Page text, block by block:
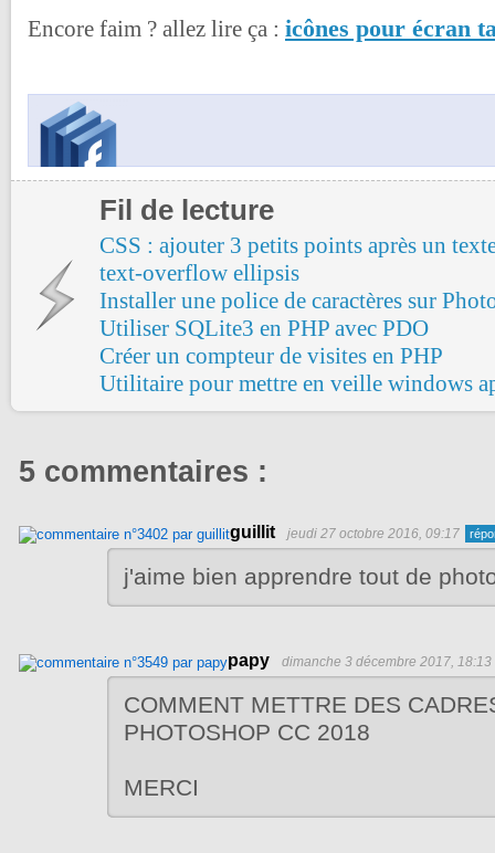
Encore faim ? allez lire ça : icônes pour écran
Fil de lecture
CSS : ajouter 3 petits points après un
text-overflow ellipsis
Installer une police de caractères sur
Utiliser SQLite3 en PHP avec PDO
Créer un compteur de visites en PHP
Utilitaire pour mettre en veille windows
5 commentaires :
guillit jeudi 27 octobre 2016, 09:17
j'aime bien apprendre tout de
papy dimanche 3 décembre 2017, 18:13
COMMENT METTRE DES
PHOTOSHOP CC 2018
MERCI